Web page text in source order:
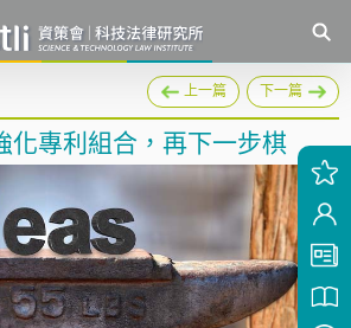
上一篇 下一篇
化專利組合，再下一步棋